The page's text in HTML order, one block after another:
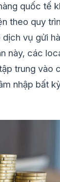
quốc tế
theo quy
vụ gửi
này, các
trung vào
nhập bất